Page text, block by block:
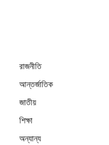
রাজনীতি
আন্তর্জাতিক
জাতীয়
শিক্ষা
অন্যান্য